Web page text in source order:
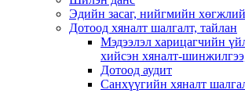
Эдийн засаг, нийгмийн
Дотоод хяналт шалгалт, тайлан
Мэдээлэл харицагчийн
хийсэн хяналт-
Дотоод аудит
Санхүүгийн хяналт